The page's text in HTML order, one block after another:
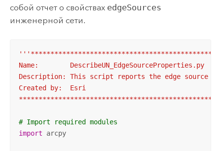
собой отчет о свойствах edgeSources
инженерной сети.
Name:        DescribeUN_EdgeSourceProperties.py
Description: This script reports the edge source
Created by:  Esri
# Import required modules
import arcpy